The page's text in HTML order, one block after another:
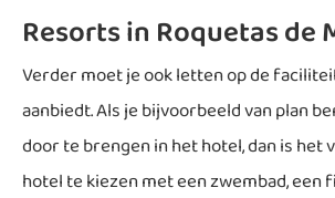
Resorts in Roquetas de
Verder moet je ook letten op de
aanbiedt. Als je bijvoorbeeld van plan
door te brengen in het hotel, dan is het
hotel te kiezen met een zwembad,